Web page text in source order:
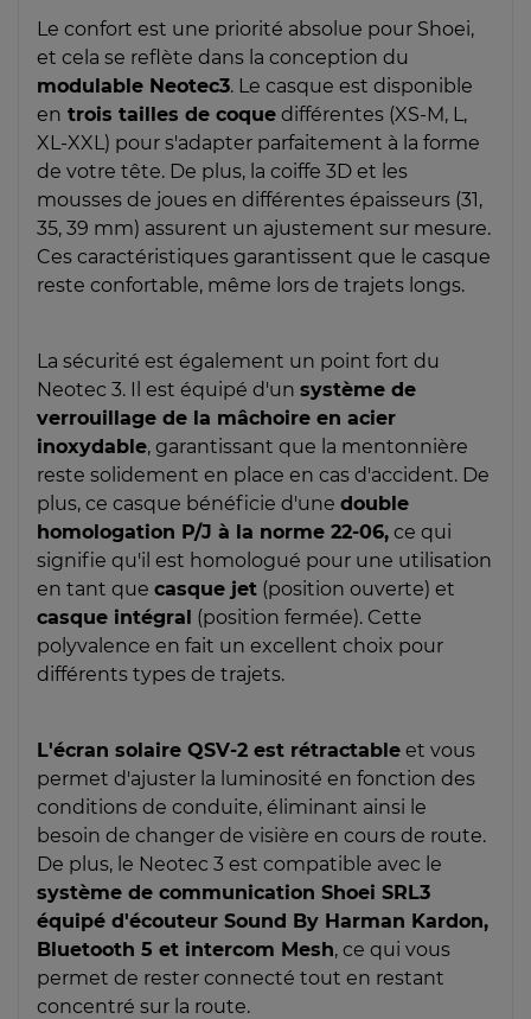
Le confort est une priorité absolue pour Shoei,
et cela se reflète dans la conception du
modulable Neotec3. Le casque est disponible
en trois tailles de coque différentes (XS-M, L,
XL-XXL) pour s'adapter parfaitement à la forme
de votre tête. De plus, la coiffe 3D et les
mousses de joues en différentes épaisseurs (31,
35, 39 mm) assurent un ajustement sur mesure.
Ces caractéristiques garantissent que le casque
reste confortable, même lors de trajets longs.
La sécurité est également un point fort du
Neotec 3. Il est équipé d'un système de
verrouillage de la mâchoire en acier
inoxydable, garantissant que la mentonnière
reste solidement en place en cas d'accident. De
plus, ce casque bénéficie d'une double
homologation P/J à la norme 22-06, ce qui
signifie qu'il est homologué pour une utilisation
en tant que casque jet (position ouverte) et
casque intégral (position fermée). Cette
polyvalence en fait un excellent choix pour
différents types de trajets.
L'écran solaire QSV-2 est rétractable et vous
permet d'ajuster la luminosité en fonction des
conditions de conduite, éliminant ainsi le
besoin de changer de visière en cours de route.
De plus, le Neotec 3 est compatible avec le
système de communication Shoei SRL3
équipé d'écouteur Sound By Harman Kardon,
Bluetooth 5 et intercom Mesh, ce qui vous
permet de rester connecté tout en restant
concentré sur la route.